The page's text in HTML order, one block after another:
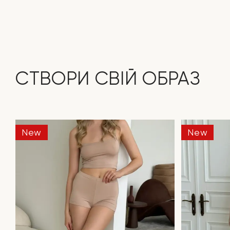
СТВОРИ СВІЙ ОБРАЗ
New New